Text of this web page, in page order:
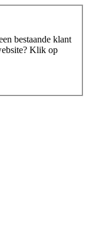
bestaande klant
Klik op